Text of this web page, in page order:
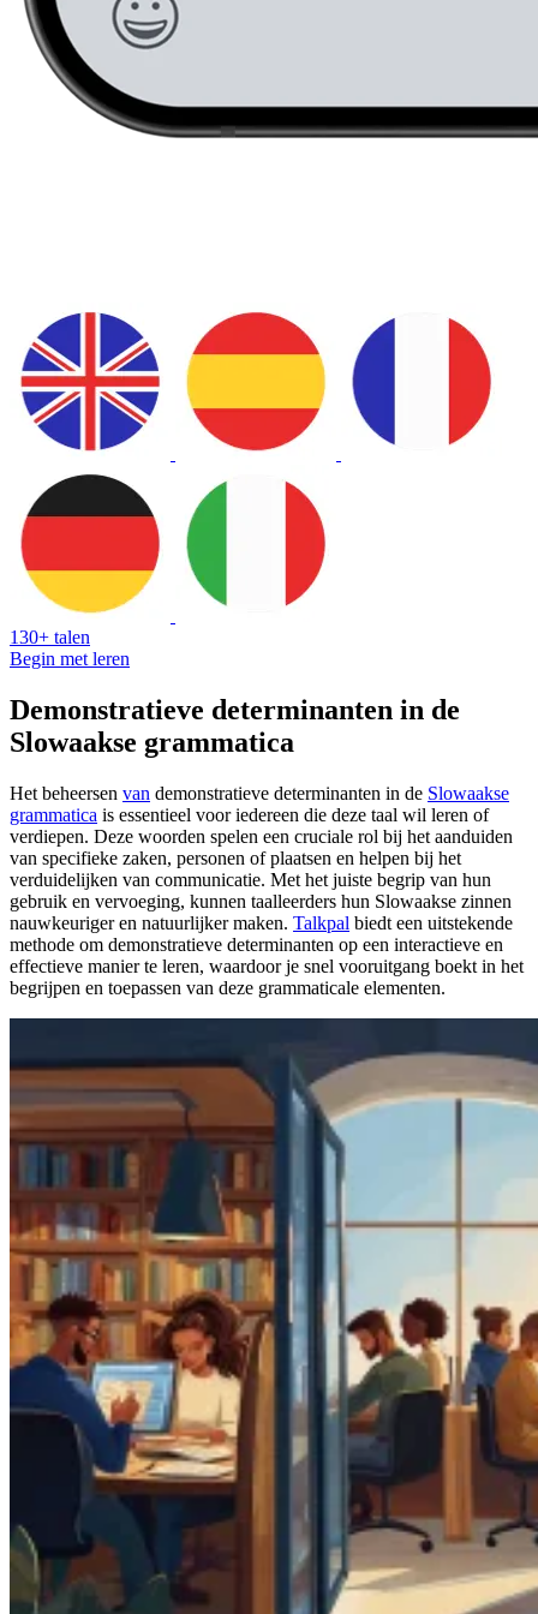
130+ talen
Begin met leren
Demonstratieve determinanten in de
Slowaakse grammatica
Het beheersen van demonstratieve determinanten in de Slowaakse
grammatica is essentieel voor iedereen die deze taal wil leren of
verdiepen. Deze woorden spelen een cruciale rol bij het aanduiden
van specifieke zaken, personen of plaatsen en helpen bij het
verduidelijken van communicatie. Met het juiste begrip van hun
gebruik en vervoeging, kunnen taalleerders hun Slowaakse zinnen
nauwkeuriger en natuurlijker maken. Talkpal biedt een uitstekende
methode om demonstratieve determinanten op een interactieve en
effectieve manier te leren, waardoor je snel vooruitgang boekt in het
begrijpen en toepassen van deze grammaticale elementen.